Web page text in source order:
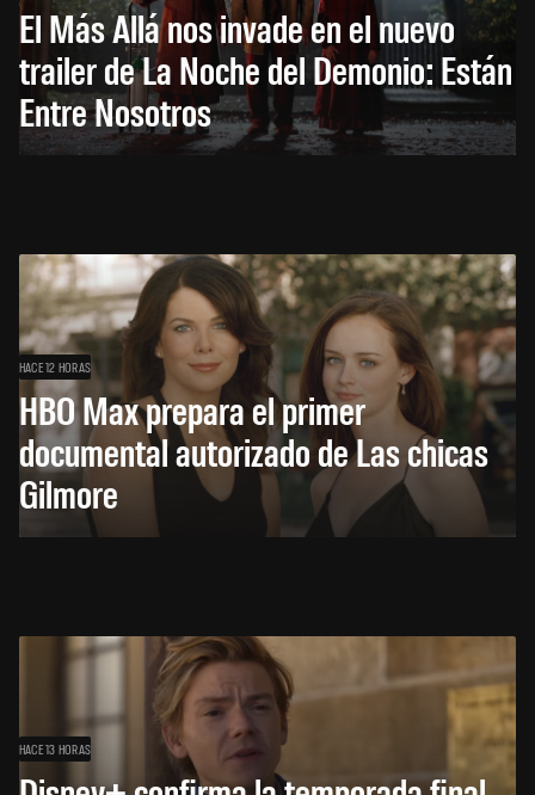
El Más Allá nos invade en el nuevo
trailer de La Noche del Demonio: Están
Entre Nosotros
HACE 12 HORAS
HBO Max prepara el primer
documental autorizado de Las chicas
Gilmore
HACE 13 HORAS